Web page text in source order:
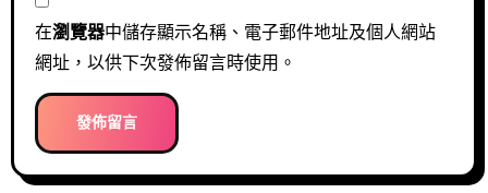
在瀏覽器中儲存顯示名稱、電子郵件地址及個人網站
網址，以供下次發佈留言時使用。